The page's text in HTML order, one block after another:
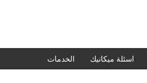
اسئلة ميكانيك الخدمات